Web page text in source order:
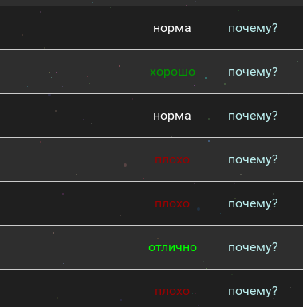
норма почему?
хорошо почему?
норма почему?
плохо почему?
плохо почему?
отлично почему?
плохо почему?